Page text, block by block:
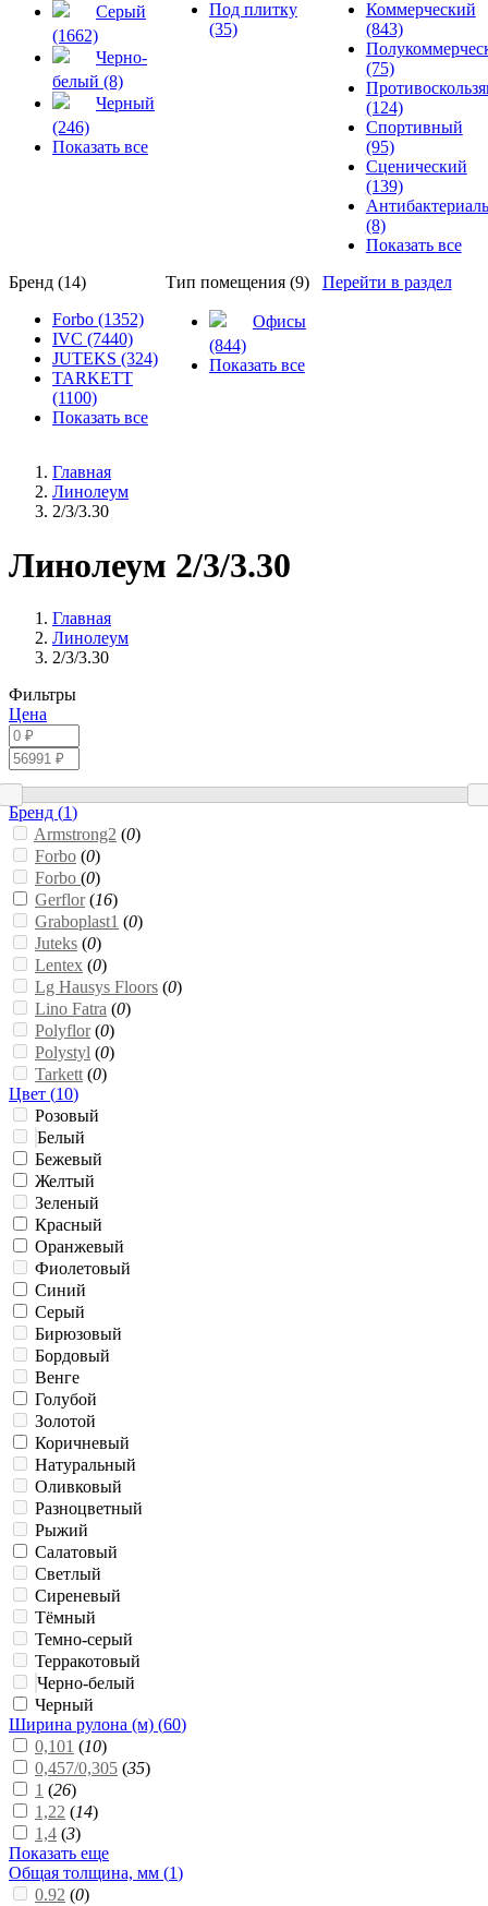
Серый
(1662)
Черно-
белый (8)
Черный
(246)
Показать все
Под плитку
(35)
Коммерческий
(843)
(75)
(124)
Спортивный
(95)
Сценический
(139)
(8)
Показать все
Бренд (14)
Forbo (1352)
IVC (7440)
JUTEKS (324)
TARKETT
(1100)
Показать все
Тип помещения (9)
Офисы
(844)
Показать все
Перейти в раздел
Главная
Линолеум
2/3/3.30
Линолеум 2/3/3.30
Главная
Линолеум
2/3/3.30
Фильтры
Цена
Бренд (1)
Armstrong2 (0)
Forbo (0)
Forbo (0)
Gerflor(16)
Graboplast1 (0)
Juteks (0)
Lentex (0)
Lg Hausys Floors (0)
Lino Fatra (0)
Polyflor(0)
Polystyl (0)
Tarkett (0)
Цвет (10)
Розовый
Белый
Бежевый
Желтый
Зеленый
Красный
Оранжевый
Фиолетовый
Синий
Серый
Бирюзовый
Бордовый
Венге
Голубой
Золотой
Коричневый
Натуральный
Оливковый
Разноцветный
Рыжий
Салатовый
Светлый
Сиреневый
Тёмный
Темно-серый
Терракотовый
Черно-белый
Черный
Ширина рулона (м) (60)
0,101 (10)
0,457/0,305 (35)
1 (26)
1,22 (14)
1,4 (3)
Показать еще
Общая толщина, мм (1)
0.92 (0)